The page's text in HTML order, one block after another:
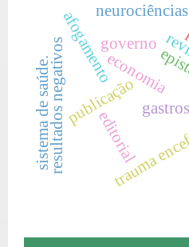
editorial
publicação
economia
governo
resultados negativos trauma
afogamento
sistema de saúde.